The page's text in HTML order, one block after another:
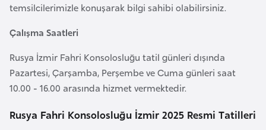
temsilcilerimizle konuşarak bilgi sahibi olabilirsiniz.
Çalışma Saatleri
Rusya İzmir Fahri Konsolosluğu tatil günleri dışında
Pazartesi, Çarşamba, Perşembe ve Cuma günleri saat
10.00 - 16.00 arasında hizmet vermektedir.
Rusya Fahri Konsolosluğu İzmir 2025 Resmi Tatilleri
e
l
a
r
s